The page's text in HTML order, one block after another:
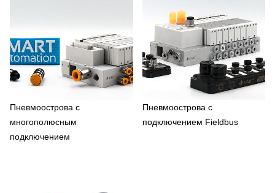
Пневмоострова с
многополюсным
подключением
Пневмоострова с
подключением Fieldbus